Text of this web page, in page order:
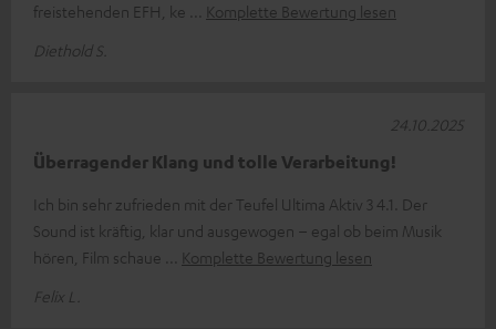
freistehenden EFH, ke
Komplette Bewertung lesen
Diethold S.
Überragender Klang und tolle Verarbeitung!
Ich bin sehr zufrieden mit der Teufel Ultima Aktiv 3 4.1. Der
Sound ist kräftig, klar und ausgewogen – egal ob beim Musik
hören, Film schaue
Komplette Bewertung lesen
Felix L.
24.10.2025